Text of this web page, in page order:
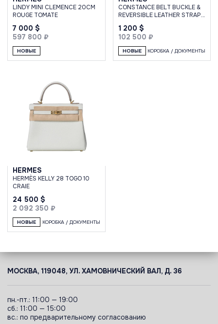
LINDY MINI CLEMENCE 20CM
ROUGE TOMATE
7 000 $
597 800 ₽
НОВЫЕ
CONSTANCE BELT BUCKLE &
REVERSIBLE LEATHER STRAP
38 MM NOIR / CHOCOLAT
100CM
1 200 $
102 500 ₽
НОВЫЕ КОРОБКА / ДОКУМЕНТЫ
HERMES
HERMÈS KELLY 28 TOGO 10
CRAIE
24 500 $
2 092 350 ₽
НОВЫЕ КОРОБКА / ДОКУМЕНТЫ
МОСКВА, 119048, УЛ. ХАМОВНИЧЕСКИЙ ВАЛ, Д. 36
пн.-пт.: 11:00 — 19:00
сб.: 11:00 — 15:00
вс.: по предварительному согласованию